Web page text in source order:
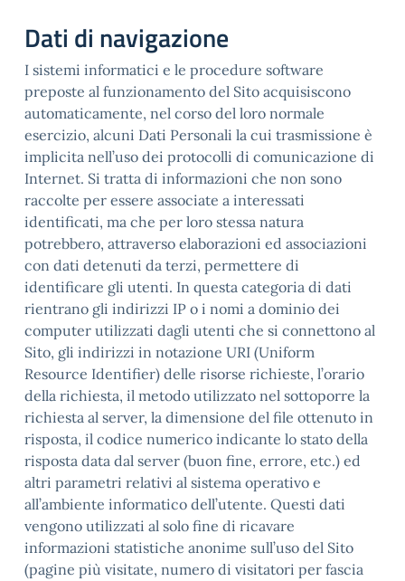
Dati di navigazione
I sistemi informatici e le procedure software
preposte al funzionamento del Sito acquisiscono
automaticamente, nel corso del loro normale
esercizio, alcuni Dati Personali la cui trasmissione è
implicita nell’uso dei protocolli di comunicazione di
Internet. Si tratta di informazioni che non sono
raccolte per essere associate a interessati
identificati, ma che per loro stessa natura
potrebbero, attraverso elaborazioni ed associazioni
con dati detenuti da terzi, permettere di
identificare gli utenti. In questa categoria di dati
rientrano gli indirizzi IP o i nomi a dominio dei
computer utilizzati dagli utenti che si connettono al
Sito, gli indirizzi in notazione URI (Uniform
Resource Identifier) delle risorse richieste, l’orario
della richiesta, il metodo utilizzato nel sottoporre la
richiesta al server, la dimensione del file ottenuto in
risposta, il codice numerico indicante lo stato della
risposta data dal server (buon fine, errore, etc.) ed
altri parametri relativi al sistema operativo e
all’ambiente informatico dell’utente. Questi dati
vengono utilizzati al solo fine di ricavare
informazioni statistiche anonime sull’uso del Sito
(pagine più visitate, numero di visitatori per fascia